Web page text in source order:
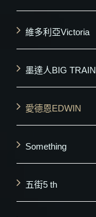
維多利亞Victoria
墨達人BIG TRAIN
愛德恩EDWIN
Something
五街5 th